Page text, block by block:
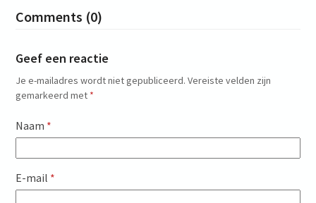
Comments (0)
Geef een reactie
Je e-mailadres wordt niet gepubliceerd. Vereiste velden zijn
gemarkeerd met *
Naam *
E-mail *